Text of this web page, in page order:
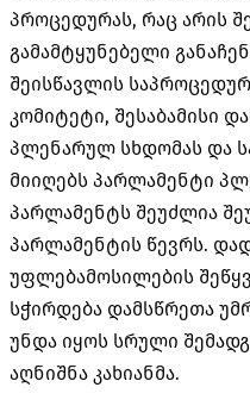
პროცედურას, რაც არის
გამამტყუნებელი
შეისწავლის
კომიტეტი, შესაბამისი
პლენარულ სხდომას და
მიიღებს პარლამენტი
პარლამენტს შეუძლია
პარლამენტის წევრს.
უფლებამოსილების
სჭირდება დამსწრეთა
უნდა იყოს სრული
აღნიშნა კახიანმა.